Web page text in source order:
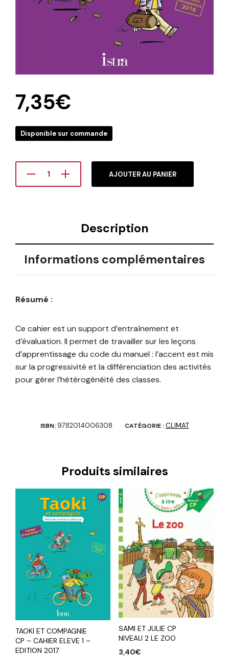
7,35€
Disponible sur commande
AJOUTER AU PANIER
Description
Informations complémentaires
Résumé :
Ce cahier est un support d’entraînement et
d’évaluation. Il permet de travailler sur les leçons
d’apprentissage du code du manuel : l’accent est mis
sur la progressivité et la différenciation des activités
pour gérer l’hétérogénéité des classes.
ISBN: 9782014006308 CATÉGORIE :CLIMAT
Produits similaires
TAOKI ET COMPAGNIE
CP – CAHIER ELEVE 1 –
EDITION 2017
SAMI ET JULIE CP
NIVEAU 2 LE ZOO
3,40€